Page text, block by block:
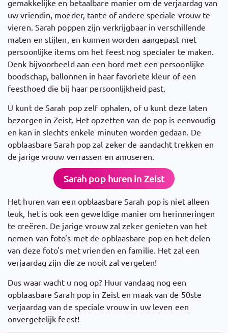
gemakkelijke en betaalbare manier om de verjaardag van
uw vriendin, moeder, tante of andere speciale vrouw te
vieren. Sarah poppen zijn verkrijgbaar in verschillende
maten en stijlen, en kunnen worden aangepast met
persoonlijke items om het feest nog specialer te maken.
Denk bijvoorbeeld aan een bord met een persoonlijke
boodschap, ballonnen in haar favoriete kleur of een
feesthoed die bij haar persoonlijkheid past.
U kunt de Sarah pop zelf ophalen, of u kunt deze laten
bezorgen in Zeist. Het opzetten van de pop is eenvoudig
en kan in slechts enkele minuten worden gedaan. De
opblaasbare Sarah pop zal zeker de aandacht trekken en
de jarige vrouw verrassen en amuseren.
Sarah pop huren in Zeist
Het huren van een opblaasbare Sarah pop is niet alleen
leuk, het is ook een geweldige manier om herinneringen
te creëren. De jarige vrouw zal zeker genieten van het
nemen van foto's met de opblaasbare pop en het delen
van deze foto's met vrienden en familie. Het zal een
verjaardag zijn die ze nooit zal vergeten!
Dus waar wacht u nog op? Huur vandaag nog een
opblaasbare Sarah pop in Zeist en maak van de 50ste
verjaardag van de speciale vrouw in uw leven een
onvergetelijk feest!